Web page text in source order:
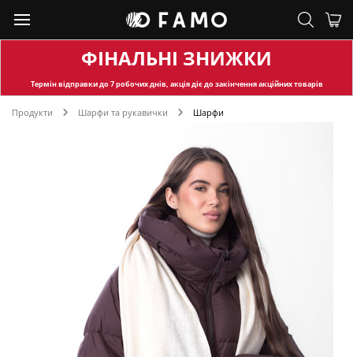
ФІНАЛЬНІ ЗНИЖКИ
Термін відправкидо 7 робочих днів, акція діє до закінчення акційних товарів
Продукти Шарфи та рукавички Шарфи